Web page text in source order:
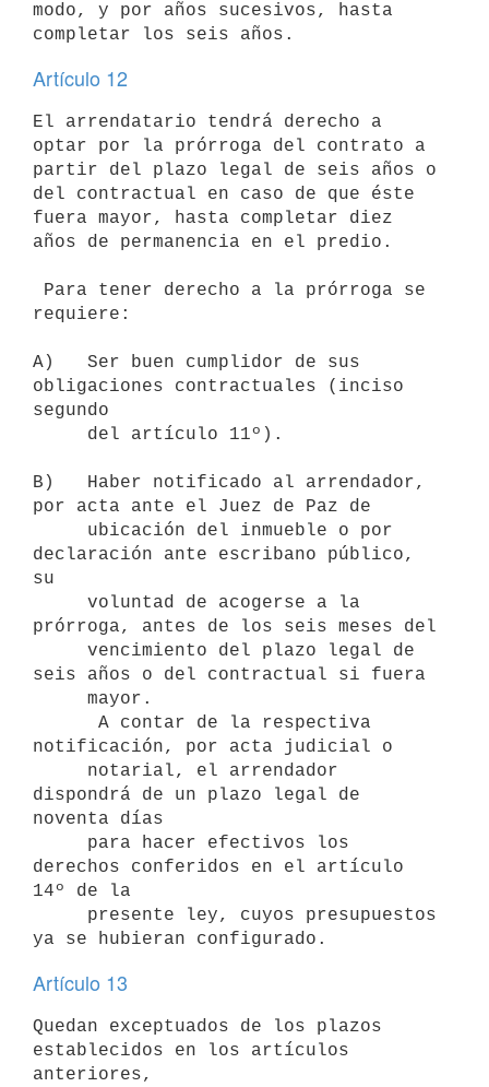
modo, y por años sucesivos, hasta
Artículo 12
El arrendatario tendrá derecho a
optar por la prórroga del contrato a
partir del plazo legal de seis años o
del contractual en caso de que éste
fuera mayor, hasta completar diez
años de permanencia en el predio.
requiere:
A)   Ser buen cumplidor de sus
obligaciones contractuales (inciso
segundo
B)   Haber notificado al arrendador,
por acta ante el Juez de Paz de
declaración ante escribano público,
su
prórroga, antes de los seis meses del
seis años o del contractual si fuera
notificación, por acta judicial o
dispondrá de un plazo legal de
noventa días
derechos conferidos en el artículo
14º de la
Artículo 13
Quedan exceptuados de los plazos
establecidos en los artículos
anteriores,